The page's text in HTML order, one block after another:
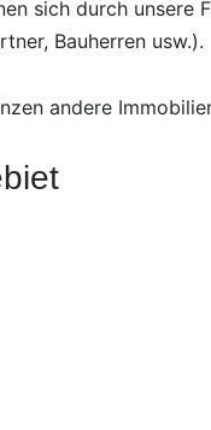
sich durch
Bauherren usw.).
andere